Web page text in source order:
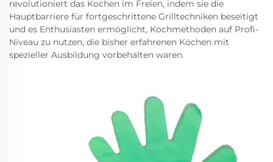
revolutioniert das Kochen im Freien, indem sie die
Hauptbarriere für fortgeschrittene Grilltechniken beseitigt
und es Enthusiasten ermöglicht, Kochmethoden auf Profi-
Niveau zu nutzen, die bisher erfahrenen Köchen mit
spezieller Ausbildung vorbehalten waren.